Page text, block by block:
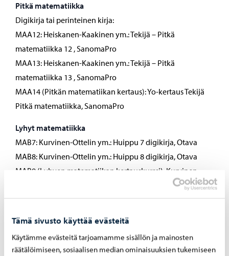
Tämä sivusto käyttää evästeitä
Käytämme evästeitä tarjoamamme sisällön ja mainosten
räätälöimiseen, sosiaalisen median ominaisuuksien tukemiseen
Pitkä matematiikka
Digikirja tai perinteinen kirja:
MAA12: Heiskanen-Kaakinen ym.: Tekijä – Pitkä
matematiikka 12 , SanomaPro
MAA13: Heiskanen-Kaakinen ym.: Tekijä – Pitkä
matematiikka 13 , SanomaPro
MAA14 (Pitkän matematiikan kertaus): Yo-kertaus Tekijä
Pitkä matematiikka, SanomaPro
Lyhyt matematiikka
MAB7: Kurvinen-Ottelin ym.: Huippu 7 digikirja, Otava
MAB8: Kurvinen-Ottelin ym.: Huippu 8 digikirja, Otava
MAB9 (Lyhyen matematiikan kertauskurssi): Kurvinen-
• Laskinohjelmisto: Opiskelijat hankkivat ja asentavat TI-
Nspire CX CAS –tietokoneohjelmiston
tietokoneelleen (www.nspire.fi/osta).